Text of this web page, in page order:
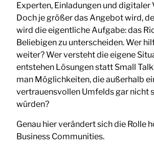
Experten, Einladungen und digitaler
Doch je größer das Angebot wird,
wird die eigentliche Aufgabe: das
Beliebigen zu unterscheiden. Wer
weiter? Wer versteht die eigene
entstehen Lösungen statt Small
man Möglichkeiten, die außerhalb
vertrauensvollen Umfelds gar nicht
würden?
Genau hier verändert sich die Rolle
Business Communities.